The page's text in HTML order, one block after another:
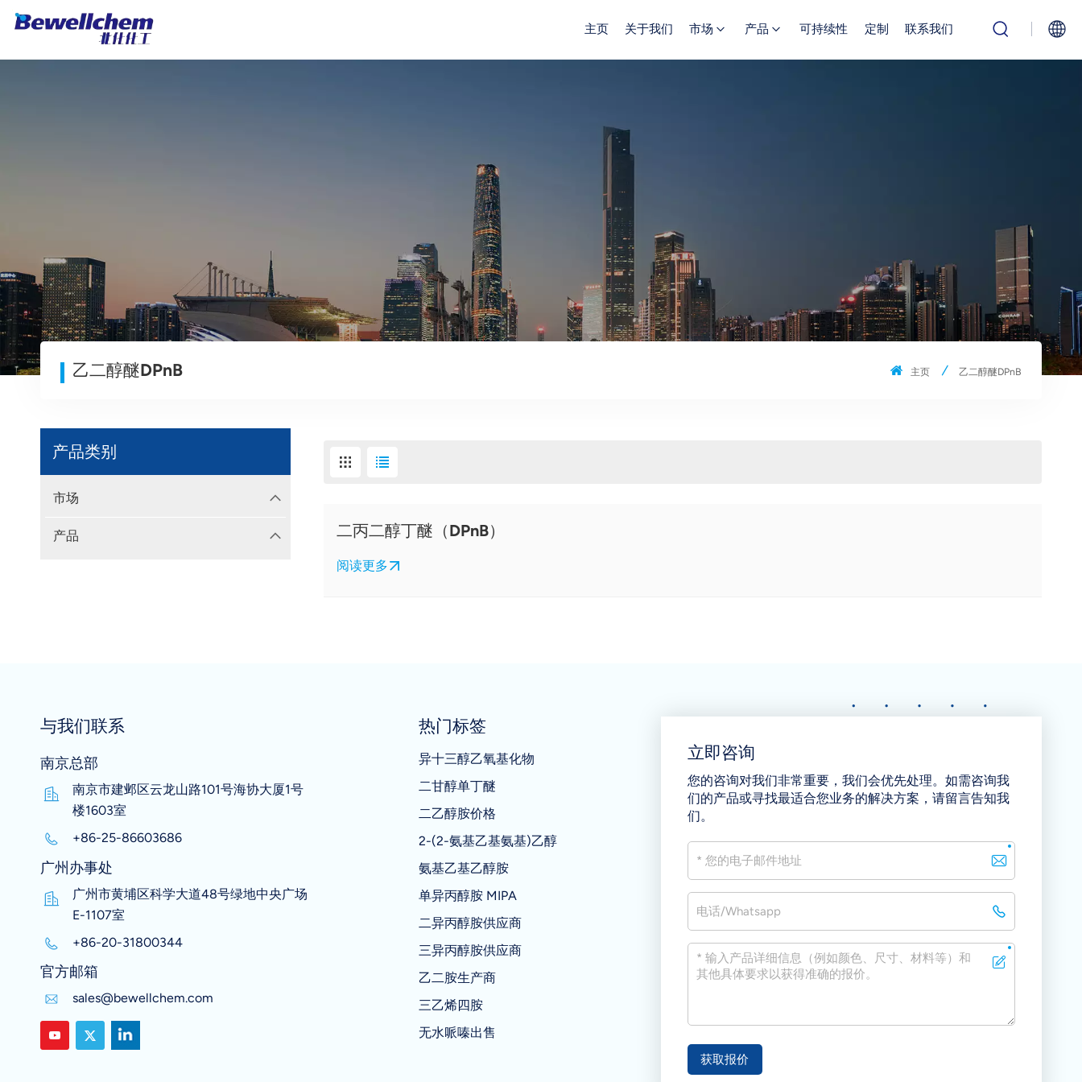
主页 关于我们 市场 产品 可持续性 定制 联系我们
乙二醇醚DPnB 主页 乙二醇醚DPnB
产品类别
市场
产品 二丙二醇丁醚（DPnB）
阅读更多
与我们联系
南京总部
南京市建邺区云龙山路101号海协大厦1号
楼1603室
+86-25-86603686
广州办事处
广州市黄埔区科学大道48号绿地中央广场
E-1107室
+86-20-31800344
官方邮箱
sales@bewellchem.com
热门标签
异十三醇乙氧基化物
二甘醇单丁醚
二乙醇胺价格
2-(2-氨基乙基氨基)乙醇
氨基乙基乙醇胺
单异丙醇胺 MIPA
二异丙醇胺供应商
三异丙醇胺供应商
乙二胺生产商
三乙烯四胺
无水哌嗪出售
立即咨询
您的咨询对我们非常重要，我们会优先处理。如需咨询我
们的产品或寻找最适合您业务的解决方案，请留言告知我
们。
获取报价